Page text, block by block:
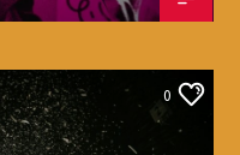
0